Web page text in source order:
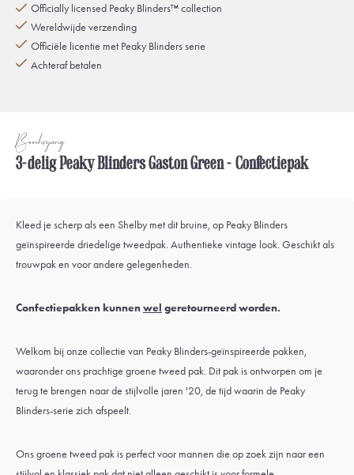
Officially licensed Peaky Blinders™ collection
Wereldwijde verzending
Officiële licentie met Peaky Blinders serie
Achteraf betalen
Beschrijving
3-delig Peaky Blinders Gaston Green - Confectiepak
Kleed je scherp als een Shelby met dit bruine, op Peaky Blinders
geïnspireerde driedelige tweedpak. Authentieke vintage look. Geschikt als
trouwpak en voor andere gelegenheden.
Confectiepakken kunnenwel geretourneerd worden.
Welkom bij onze collectie van Peaky Blinders-geïnspireerde pakken,
waaronder ons prachtige groene tweed pak. Dit pak is ontworpen om je
terug te brengen naar de stijlvolle jaren '20, de tijd waarin de Peaky
Blinders-serie zich afspeelt.
Ons groene tweed pak is perfect voor mannen die op zoek zijn naar een